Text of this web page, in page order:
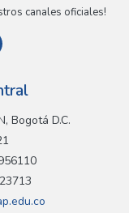
canales oficiales!
Bogotá D.C.